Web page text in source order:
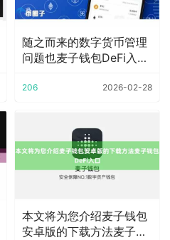
随之而来的数字货币管理
问题也麦子钱包DeFi入口
206 2026-02-28
本文将为您介绍麦子钱包
安卓版的下载方法麦子钱